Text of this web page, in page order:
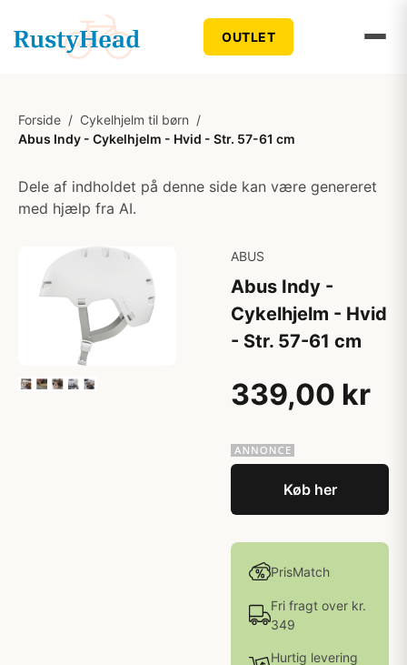
OUTLET
Forside / Cykelhjelm til børn /
Abus Indy - Cykelhjelm - Hvid - Str. 57-61 cm
Dele af indholdet på denne side kan være genereret
med hjælp fra AI.
ABUS
Abus Indy -
Cykelhjelm - Hvid
- Str. 57-61 cm
339,00 kr
Køb her
PrisMatch
Fri fragt over kr.
349
Hurtig levering